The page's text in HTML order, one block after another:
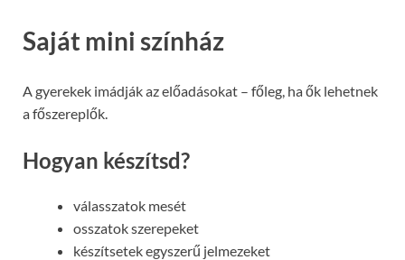
Saját mini színház
A gyerekek imádják az előadásokat – főleg, ha ők lehetnek
a főszereplők.
Hogyan készítsd?
válasszatok mesét
osszatok szerepeket
készítsetek egyszerű jelmezeket